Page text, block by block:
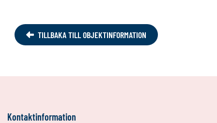
TILLBAKA TILL OBJEKTINFORMATION
Kontaktinformation